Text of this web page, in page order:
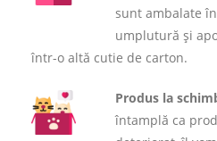
sunt ambalate
umplutură și
într-o altă cutie de carton.
Produs la
întamplă ca